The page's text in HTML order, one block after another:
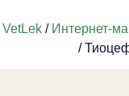
VetLek / Интернет-
/